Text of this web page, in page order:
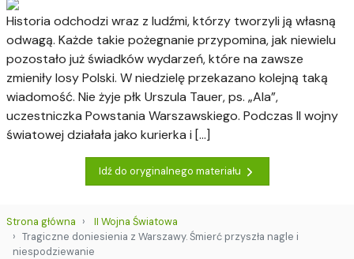
Historia odchodzi wraz z ludźmi, którzy tworzyli ją własną
odwagą. Każde takie pożegnanie przypomina, jak niewielu
pozostało już świadków wydarzeń, które na zawsze
zmieniły losy Polski. W niedzielę przekazano kolejną taką
wiadomość. Nie żyje płk Urszula Tauer, ps. „Ala”,
uczestniczka Powstania Warszawskiego. Podczas II wojny
światowej działała jako kurierka i […]
Idź do oryginalnego materiału
Strona główna
II Wojna Światowa
Tragiczne doniesienia z Warszawy. Śmierć przyszła nagle i
niespodziewanie